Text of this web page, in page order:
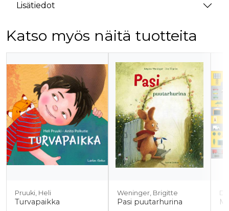
Lisätiedot
Katso myös näitä tuotteita
Tuoteluettelon alku
Pruuki, Heli
Turvapaikka
Weninger, Brigitte
Pasi puutarhurina